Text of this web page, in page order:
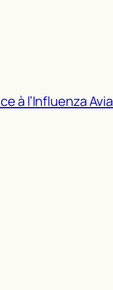
à l’Influenza